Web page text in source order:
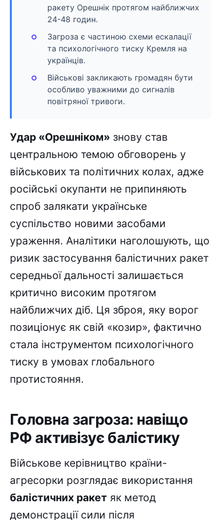
ракету Орешнік протягом найближчих
24-48 годин.
Загроза є частиною схеми ескалації
та психологічного тиску Кремля на
українців.
Військові закликають громадян бути
особливо уважними до сигналів
повітряної тривоги.
Удар «Орешніком» знову став
центральною темою обговорень у
військових та політичних колах, адже
російські окупанти не припиняють
спроб залякати українське
суспільство новими засобами
ураження. Аналітики наголошують, що
ризик застосування балістичних ракет
середньої дальності залишається
критично високим протягом
найближчих діб. Ця зброя, яку ворог
позиціонує як свій «козир», фактично
стала інструментом психологічного
тиску в умовах глобального
протистояння.
Головна загроза: навіщо
РФ активізує балістику
Військове керівництво країни-
агресорки розглядає використання
балістичних ракет як метод
демонстрації сили після